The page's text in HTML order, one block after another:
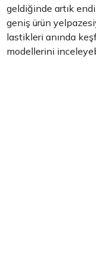
geldiğinde artık
geniş ürün
lastikleri anında
modellerini